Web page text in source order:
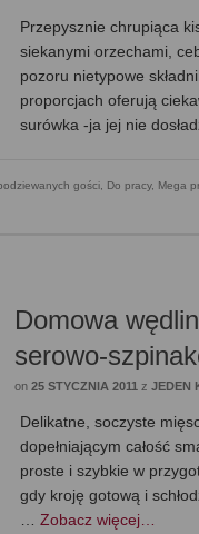
Przepysznie chrupiąca
siekanymi orzechami,
pozoru nietypowe
proporcjach oferują
surówka -ja jej nie
gości, Do pracy, Mega
Domowa
serowo-
on25 STYCZNIA 2011 zJEDEN
Delikatne, soczyste
dopełniającym całość
proste i szybkie w
gdy kroję gotową i
…Zobacz więcej…